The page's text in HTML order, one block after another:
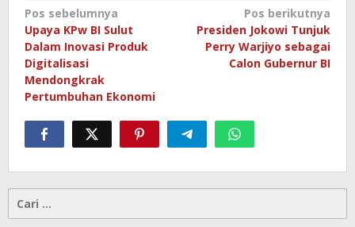
Navigasi
pos
Pos sebelumnya
Upaya KPw BI Sulut
Dalam Inovasi Produk
Digitalisasi
Mendongkrak
Pertumbuhan Ekonomi
Pos berikutnya
Presiden Jokowi Tunjuk
Perry Warjiyo sebagai
Calon Gubernur BI
untuk: